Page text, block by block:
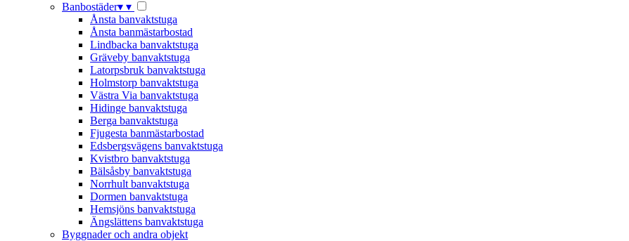
Banbostäder▾ ▾
Ånsta banvaktstuga
Ånsta banmästarbostad
Lindbacka banvaktstuga
Gräveby banvaktstuga
Latorpsbruk banvaktstuga
Holmstorp banvaktstuga
Västra Via banvaktstuga
Hidinge banvaktstuga
Berga banvaktstuga
Fjugesta banmästarbostad
Edsbergsvägens banvaktstuga
Kvistbro banvaktstuga
Bälsåsby banvaktstuga
Norrhult banvaktstuga
Dormen banvaktstuga
Hemsjöns banvaktstuga
Ängslättens banvaktstuga
Byggnader och andra objekt